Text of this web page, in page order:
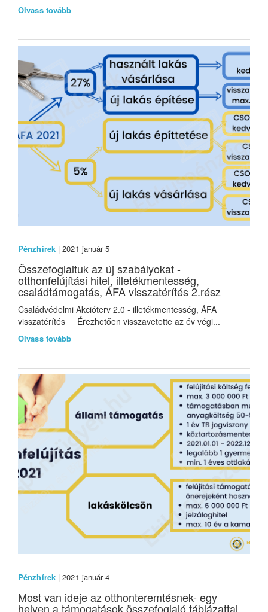
Olvass tovább
Pénzhírek| 2021 január 5
Összefoglaltuk az új szabályokat -
otthonfelújítási hitel, illetékmentesség,
családtámogatás, ÁFA visszatérítés 2.rész
Családvédelmi Akcióterv 2.0 - illetékmentesség, ÁFA
visszatérítés Érezhetően visszavetette az év végi...
Olvass tovább
Pénzhírek| 2021 január 4
Most van ideje az otthonteremtésnek- egy
helyen a támogatások összefoglaló táblázattal